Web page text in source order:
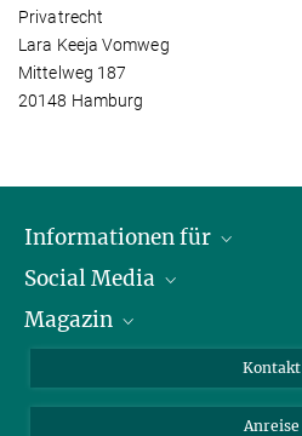
Privatrecht
Lara Keeja Vomweg
Mittelweg 187
20148 Hamburg
Informationen für
Journalist*innen
Stipendiat*innen
Social Media
LinkedIn
Magazin
Kontakt
Anreise